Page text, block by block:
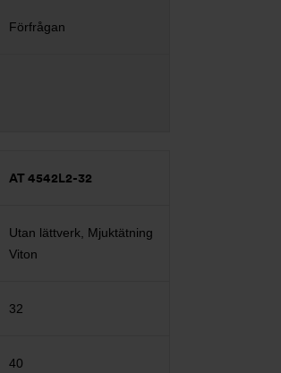
Förfrågan
AT 4542L2-32
Utan lättverk, Mjuktätning
Viton
32
40